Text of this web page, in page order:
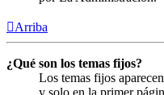
Arriba
¿Qué son los temas fijos?
Los temas fijos
y solo en la primer